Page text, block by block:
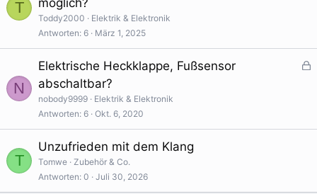
T
möglich?
Toddy2000
Elektrik & Elektronik
Antworten 6 März 1, 2025
N
G
e
Elektrische Heckklappe, Fußsensor
abschaltbar?
nobody9999
Elektrik & Elektronik
Antworten 6 Okt. 6, 2020
T
Unzufrieden mit dem Klang
Tomwe Zubehör & Co.
Antworten 0 Juli 30, 2026